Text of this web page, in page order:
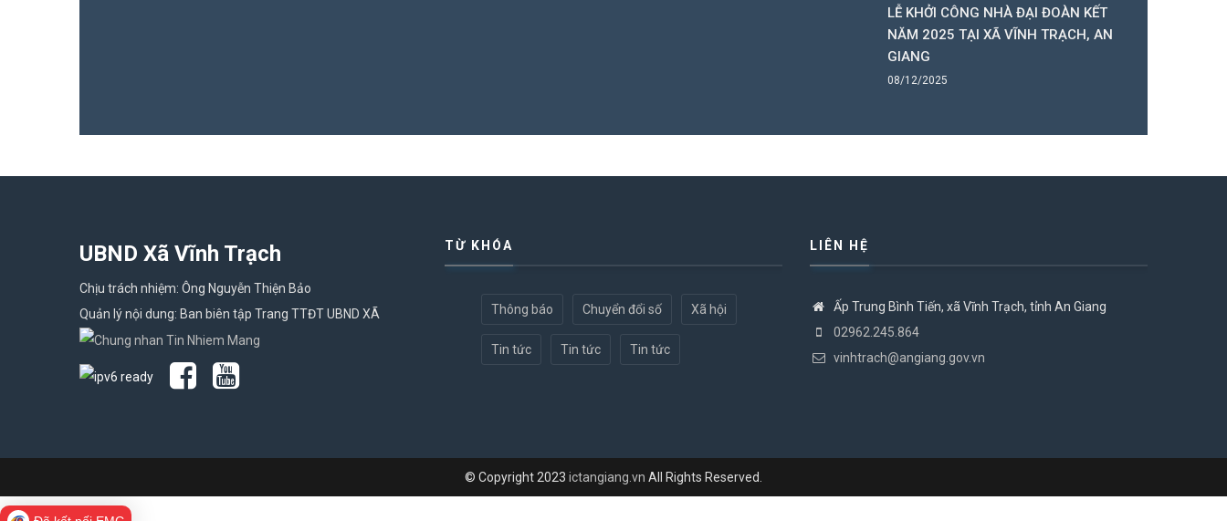
LỄ KHỞI CÔNG NHÀ ĐẠI ĐOÀN KẾT
NĂM 2025 TẠI XÃ VĨNH TRẠCH, AN
GIANG
08/12/2025
UBND Xã Vĩnh Trạch
Chịu trách nhiệm: Ông Nguyễn Thiện Bảo
Quản lý nội dung: Ban biên tập Trang TTĐT UBND XÃ
TỪ KHÓA
Thông báo Chuyển đổi số Xã hội
Tin tức Tin tức Tin tức
LIÊN HỆ
Ấp Trung Bình Tiến, xã Vĩnh Trạch, tỉnh An Giang
02962.245.864
vinhtrach@angiang.gov.vn
© Copyright 2023 ictangiang.vn All Rights Reserved.